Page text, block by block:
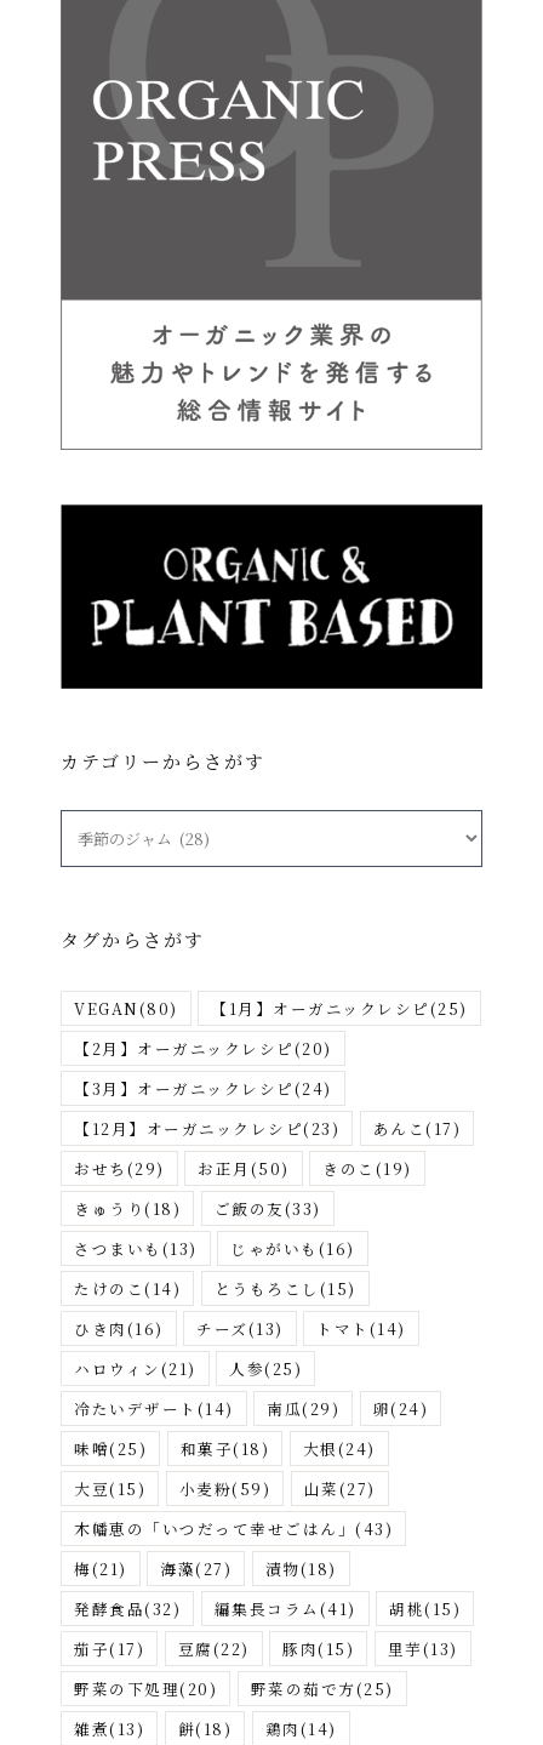
カテゴリーからさがす
ー
ら
が
す
タグからさがす
VEGAN(80) 【1月】オーガニックレシピ(25)
【2月】オーガニックレシピ(20)
【3月】オーガニックレシピ(24)
【12月】オーガニックレシピ(23) あんこ(17)
おせち (29) お正月 (50) きのこ (19)
きゅうり (18) ご飯の友(33)
さつまいも (13) じゃがいも (16)
たけのこ(14) とうもろこし (15)
ひき肉(16) チーズ(13) トマト (14)
ハロウィン(21) 人参(25)
冷たいデザート (14) 南瓜(29) 卵(24)
味噌(25) 和菓子(18) 大根(24)
大豆(15) 小麦粉(59) 山菜(27)
木幡恵の「いつだって幸せごはん」 (43)
梅(21) 海藻(27) 漬物(18)
発酵食品(32) 編集長コラム (41) 胡桃(15)
茄子(17) 豆腐(22) 豚肉(15) 里芋(13)
野菜の下処理(20) 野菜の茹で方(25)
雑煮(13) 餅(18) 鶏肉(14)